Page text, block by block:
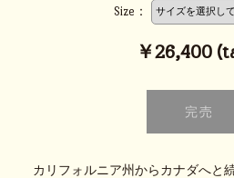
Size：
￥26,400
カリフォルニア州からカナダへと